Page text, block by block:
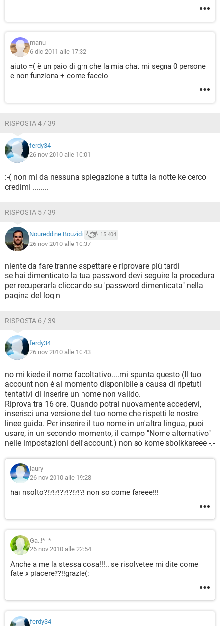
manu
6 dic 2011 alle 17:32
aiuto =( è un paio di grn che la mia chat mi segna 0 persone
e non funziona + come faccio
RISPOSTA 4 / 39
ferdy34
26 nov 2010 alle 10:01
:-( non mi da nessuna spiegazione a tutta la notte ke cerco
credimi ........
RISPOSTA 5 / 39
Noureddine Bouzidi 15.404
26 nov 2010 alle 10:37
niente da fare tranne aspettare e riprovare più tardi
se hai dimenticato la tua password devi seguire la procedura
per recuperarla cliccando su 'password dimenticata" nella
pagina del login
RISPOSTA 6 / 39
ferdy34
26 nov 2010 alle 10:43
no mi kiede il nome facoltativo....mi spunta questo (Il tuo
account non è al momento disponibile a causa di ripetuti
tentativi di inserire un nome non valido.
Riprova tra 16 ore. Quando potrai nuovamente accedervi,
inserisci una versione del tuo nome che rispetti le nostre
linee guida. Per inserire il tuo nome in un'altra lingua, puoi
usare, in un secondo momento, il campo "Nome alternativo"
nelle impostazioni dell'account.) non so kome sbolkkareee -.-
laury
26 nov 2010 alle 19:28
hai risolto?!?!?!??!?!?!?! non so come fareee!!!
Ga..!*_*
26 nov 2010 alle 22:54
Anche a me la stessa cosa!!!.. se risolvetee mi dite come
fate x piacere??!!grazie(:
ferdy34